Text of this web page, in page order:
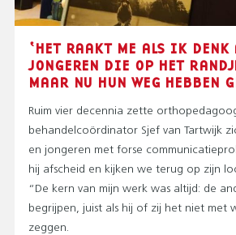
‘HET RAAKT ME ALS IK DENK
JONGEREN DIE OP HET
MAAR NU HUN WEG HEBBEN
Ruim vier decennia zette
behandelcoördinator Sjef van Tartwijk
en jongeren met forse
hij afscheid en kijken we terug op zijn
“De kern van mijn werk was altijd: de
begrijpen, juist als hij of zij het niet met
zeggen.